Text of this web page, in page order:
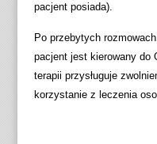
pacjent posiada).
Po przebytych
pacjent jest kierowany do
terapii przysługuje
korzystanie z leczenia